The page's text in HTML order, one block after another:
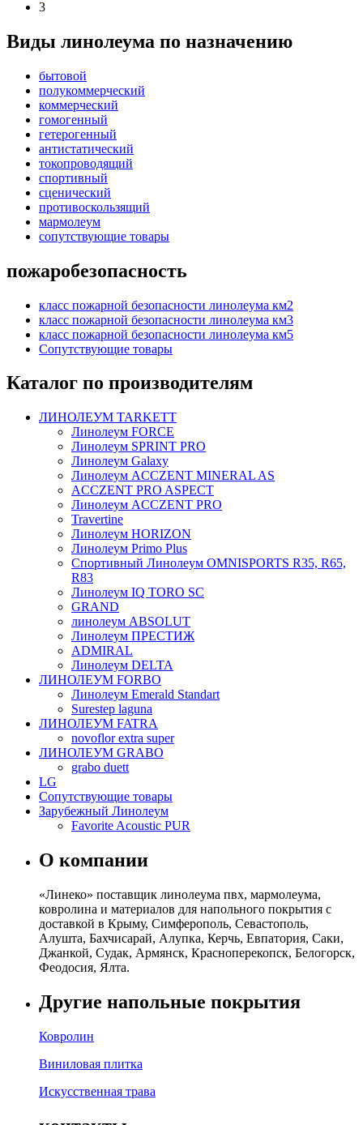
3
Виды линолеума по назначению
бытовой
полукоммерческий
коммерческий
гомогенный
гетерогенный
антистатический
токопроводящий
спортивный
сценический
противоскользящий
мармолеум
сопутствующие товары
пожаробезопасность
класс пожарной безопасности линолеума км2
класс пожарной безопасности линолеума км3
класс пожарной безопасности линолеума км5
Сопутствующие товары
Каталог по производителям
ЛИНОЛЕУМ TARKETT
Линолеум FORCE
Линолеум SPRINT PRO
Линолеум Galaxy
Линолеум ACCZENT MINERAL AS
ACCZENT PRO ASPECT
Линолеум ACCZENT PRO
Travertine
Линолеум HORIZON
Линолеум Primo Plus
Спортивный Линолеум OMNISPORTS R35, R65,
R83
Линолеум IQ TORO SC
GRAND
линолеум ABSOLUT
Линолеум ПРЕСТИЖ
ADMIRAL
Линолеум DELTA
ЛИНОЛЕУМ FORBO
Линолеум Emerald Standart
Surestep laguna
ЛИНОЛЕУМ FATRA
novoflor extra super
ЛИНОЛЕУМ GRABO
grabo duett
LG
Сопутствующие товары
Зарубежный Линолеум
Favorite Acoustic PUR
О компании
«Линеко» поставщик линолеума пвх, мармолеума,
ковролина и материалов для напольного покрытия с
доставкой в Крыму, Симферополь, Севастополь,
Алушта, Бахчисарай, Алупка, Керчь, Евпатория, Саки,
Джанкой, Судак, Армянск, Красноперекопск, Белогорск,
Феодосия, Ялта.
Другие напольные покрытия
Ковролин
Виниловая плитка
Искусственная трава